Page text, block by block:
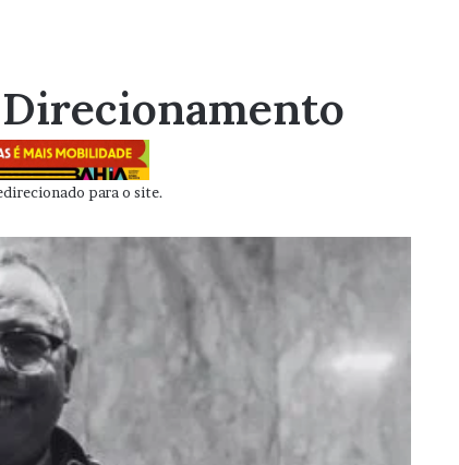
para o site.